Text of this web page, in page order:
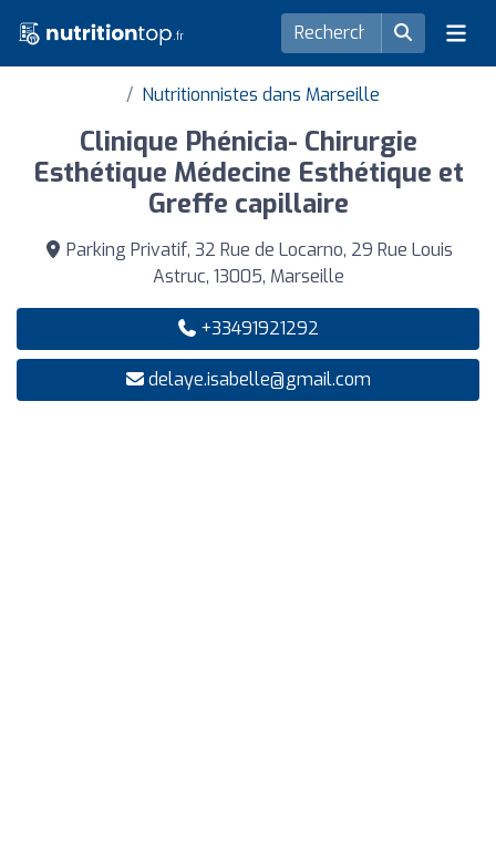
Nutritionnistes dans Marseille
Clinique Phénicia- Chirurgie
Esthétique Médecine Esthétique et
Greffe capillaire
Parking Privatif, 32 Rue de Locarno, 29 Rue Louis
Astruc, 13005, Marseille
+33491921292
delaye.isabelle@gmail.com